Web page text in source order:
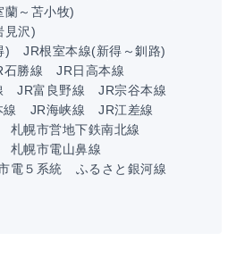
蘭～苫小牧)
見沢)
)
JR根室本線(新得～釧路)
石勝線
JR日高本線
JR富良野線
JR宗谷本線
線 JR海峡線
JR江差線
札幌市営地下鉄南北線
札幌市電山鼻線
電５系統
ふるさと銀河線